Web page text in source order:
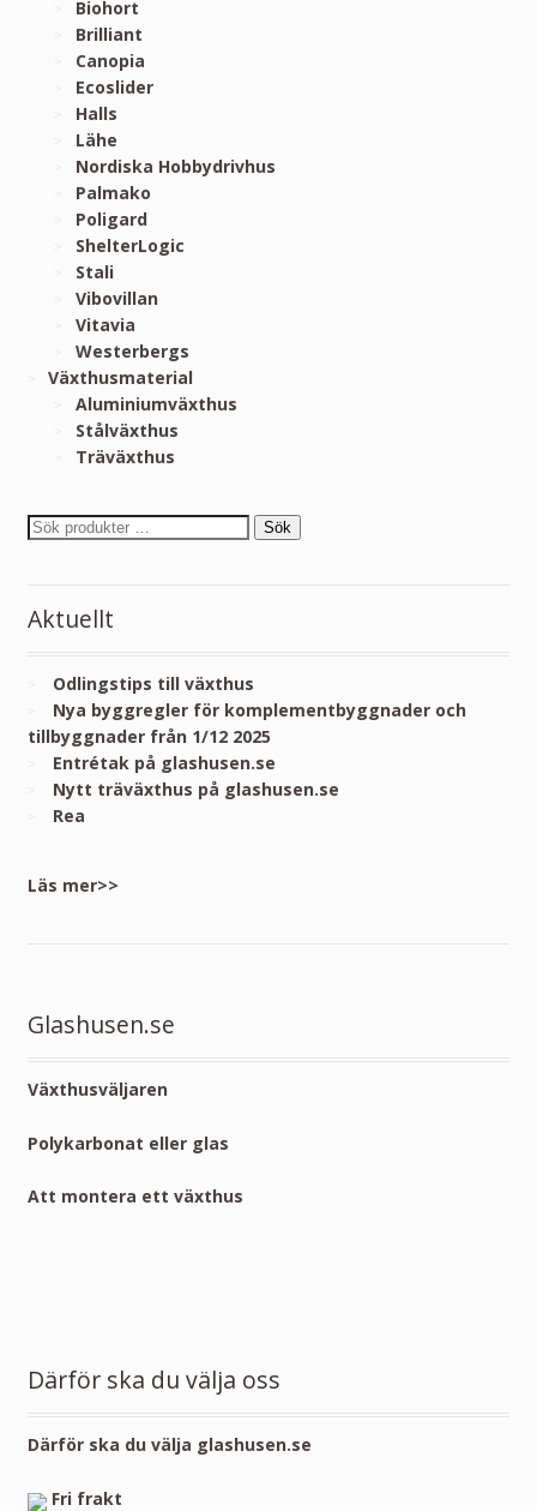
Biohort
Brilliant
Canopia
Ecoslider
Halls
Lähe
Nordiska Hobbydrivhus
Palmako
Poligard
ShelterLogic
Stali
Vibovillan
Vitavia
Westerbergs
Växthusmaterial
Aluminiumväxthus
Stålväxthus
Träväxthus
Sök
Aktuellt
Odlingstips till växthus
Nya byggregler för komplementbyggnader och
tillbyggnader från 1/12 2025
Entrétak på glashusen.se
Nytt träväxthus på glashusen.se
Rea
Läs mer>>
Glashusen.se
Växthusväljaren
Polykarbonat eller glas
Att montera ett växthus
Därför ska du välja oss
Därför ska du välja glashusen.se
Fri frakt